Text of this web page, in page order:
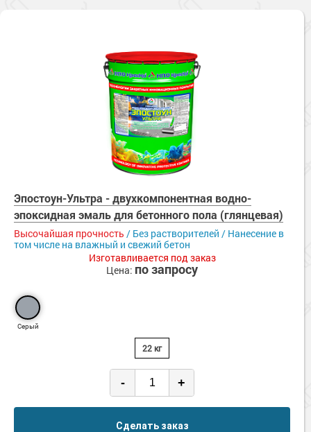
Эпостоун-Ультра - двухкомпонентная водно-
эпоксидная эмаль для бетонного пола (глянцевая)
Высочайшая прочность / Без растворителей / Нанесение в
том числе на влажный и свежий бетон
Изготавливается под заказ
Цена: по запросу
Серый
22 кг
- +
Сделать заказ